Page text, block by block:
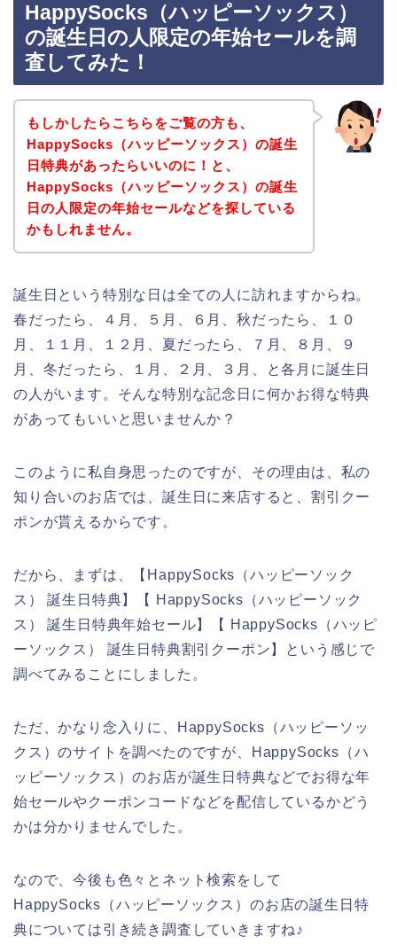
HappySocks（ハッピーソックス）
の誕生日の人限定の年始セールを調
査してみた！
もしかしたらこちらをご覧の方も、
HappySocks（ハッピーソックス）の誕生
日特典があったらいいのに！と、
HappySocks（ハッピーソックス）の誕生
日の人限定の年始セールなどを探している
かもしれません。
誕生日という特別な日は全ての人に訪れますからね。
春だったら、４月、５月、６月、秋だったら、１０
月、１１月、１２月、夏だったら、７月、８月、９
月、冬だったら、１月、２月、３月、と各月に誕生日
の人がいます。そんな特別な記念日に何かお得な特典
があってもいいと思いませんか？
このように私自身思ったのですが、その理由は、私の
知り合いのお店では、誕生日に来店すると、割引クー
ポンが貰えるからです。
だから、まずは、【HappySocks（ハッピーソック
ス） 誕生日特典】【 HappySocks（ハッピーソック
ス） 誕生日特典年始セール】【 HappySocks（ハッピ
ーソックス） 誕生日特典割引クーポン】という感じで
調べてみることにしました。
ただ、かなり念入りに、HappySocks（ハッピーソッ
クス）のサイトを調べたのですが、HappySocks（ハ
ッピーソックス）のお店が誕生日特典などでお得な年
始セールやクーポンコードなどを配信しているかどう
かは分かりませんでした。
なので、今後も色々とネット検索をして
HappySocks（ハッピーソックス）のお店の誕生日特
典については引き続き調査していきますね♪